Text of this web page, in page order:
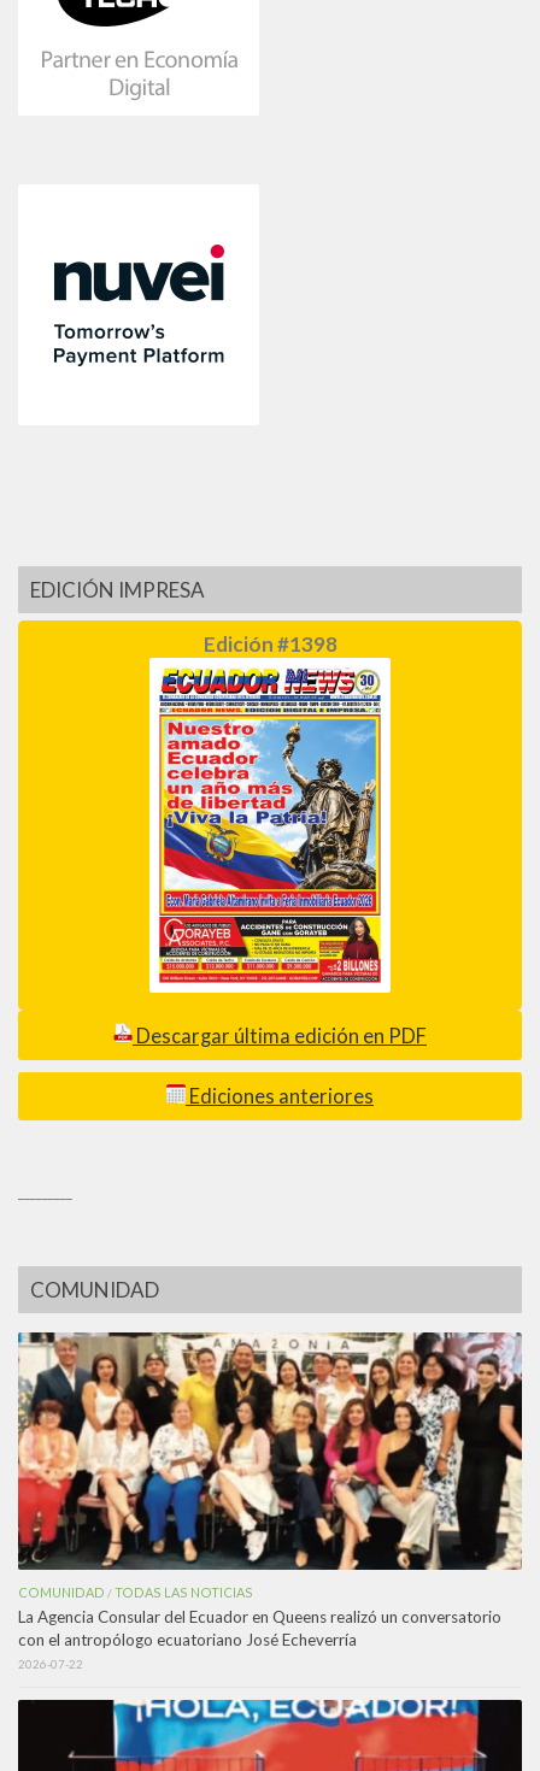
EDICIÓN IMPRESA
Edición #1398
Descargar última edición en PDF
Ediciones anteriores
COMUNIDAD
COMUNIDAD /TODAS LAS NOTICIAS
La Agencia Consular del Ecuador en Queens realizó un conversatorio
con el antropólogo ecuatoriano José Echeverría
2026-07-22